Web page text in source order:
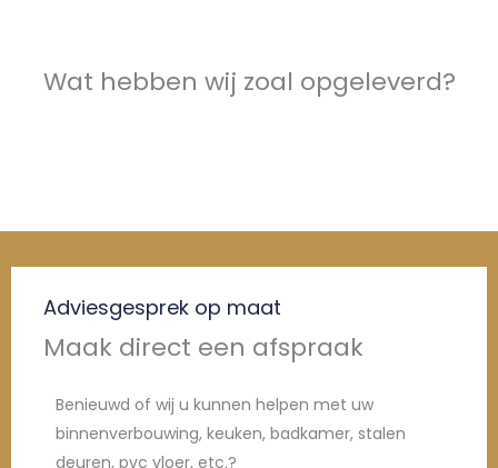
Wat hebben wij zoal opgeleverd?
Adviesgesprek op maat
Maak direct een afspraak
Benieuwd of wij u kunnen helpen met uw
binnenverbouwing, keuken, badkamer, stalen
deuren, pvc vloer, etc.?